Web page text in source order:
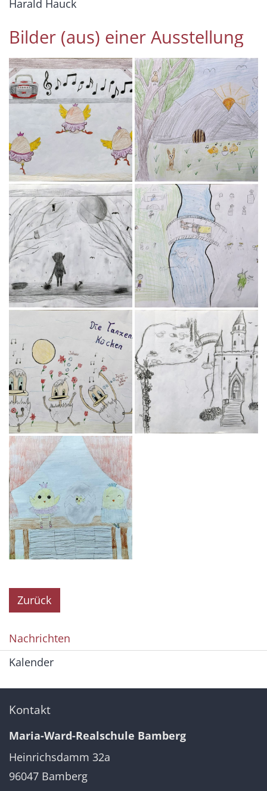
Harald Hauck
Bilder (aus) einer Ausstellung
Zurück
Nachrichten
Kalender
Kontakt
Maria-Ward-Realschule Bamberg
Heinrichsdamm 32a
96047 Bamberg